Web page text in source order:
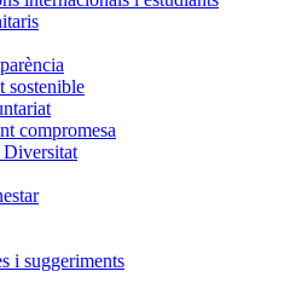
sostenible
compromesa
i suggeriments